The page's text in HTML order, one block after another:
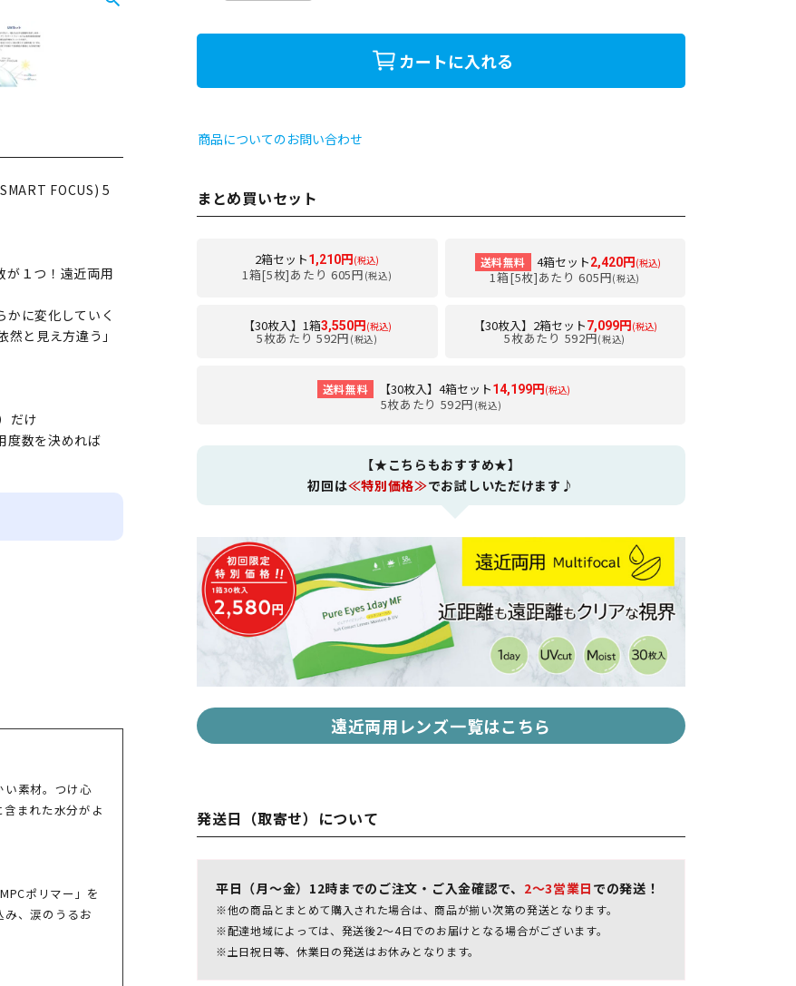
カートに入れる
商品についてのお問い合わせ
まとめ買いセット
2箱セット1,210円 (税込)
1箱[5枚]あたり 605円 (税込)
送料無料 4箱セット2,420円 (税込)
1箱[5枚]あたり 605円(税込)
【30枚入】1箱3,550円 (税込)
5枚あたり 592円 (税込)
【30枚入】2箱セット7,099円 (税込)
5枚あたり 592円(税込)
送料無料 【30枚入】4箱セット14,199円 (税込)
5枚あたり 592円 (税込)
【★こちらもおすすめ★】
初回は≪特別価格≫でお試しいただけます♪
遠近両用レンズ一覧はこちら
発送日（取寄せ）について
平日（月～金）12時までのご注文・ご入金確認で、 2～3営業日 での発送！
※他の商品とまとめて購入された場合は、商品が揃い次第の発送となります。
※配達地域によっては、発送後2～4日でのお届けとなる場合がございます。
※土日祝日等、休業日の発送はお休みとなります。
FOCUS) 5
が１つ！遠近両用
かに変化していく
と見え方違う」
だけ
度数を決めれば
い素材。つけ心
まれた水分がよ
ポリマー」を
、涙のうるお